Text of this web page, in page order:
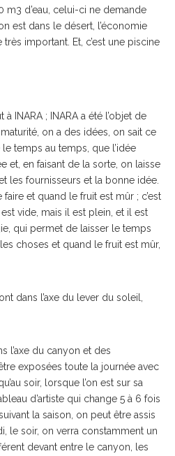
m3 d’eau, celui-ci ne demande
est dans le désert, l’économie
important. Et, c’est une piscine
INARA ; INARA a été l’objet de
on a des idées, on sait ce
le temps au temps, que l’idée
et, en faisant de la sorte, on laisse
les fournisseurs et la bonne idée.
et quand le fruit est mûr ; c’est
vide, mais il est plein, et il est
qui permet de laisser le temps
choses et quand le fruit est mûr,
dans l’axe du lever du soleil,
l’axe du canyon et des
exposées toute la journée avec
soir, lorsque l’on est sur sa
d’artiste qui change 5 à 6 fois
la saison, on peut être assis
le soir, on verra constamment un
devant entre le canyon, les